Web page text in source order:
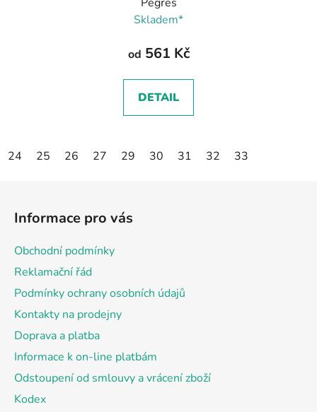
Skladem*
od 561 Kč
DETAIL
24 25 26 27 29 30 31 32 33
Informace pro vás
Obchodní podmínky
Reklamační řád
Podmínky ochrany osobních údajů
Kontakty na prodejny
Doprava a platba
Informace k on-line platbám
Odstoupení od smlouvy a vrácení zboží
Kodex